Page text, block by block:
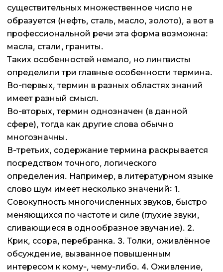
существительных множественное число не
образуется (нефть, сталь, масло, золото), а вот в
профессиональной речи эта форма возможна:
масла, стали, граниты.
Таких особенностей немало, но лингвисты
определили три главные особенности термина.
Во-первых, термин в разных областях знаний
имеет разный смысл.
Во-вторых, термин однозначен (в данной
сфере), тогда как другие слова обычно
многозначны.
В-третьих, содержание термина раскрывается
посредством точного, логического
определения. Например, в литературном языке
слово шум имеет несколько значений: 1.
Совокупность многочисленных звуков, быстро
меняющихся по частоте и силе (глухие звуки,
сливающиеся в однообразное звучание). 2.
Крик, ссора, перебранка. 3. Толки, оживлённое
обсуждение, вызванное повышенным
интересом к кому-, чему-либо. 4. Оживление,